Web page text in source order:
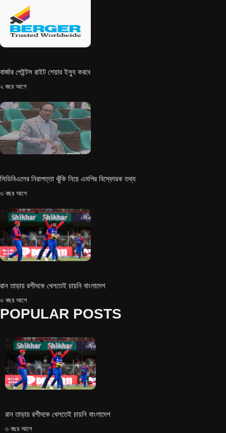
বার্জার পেইন্টস রাইট শেয়ার ইস্যু করবে
২ বছর আগে
সিডিবিএলের নিরাপত্তা ঝুঁকি নিয়ে এমপির বিস্ফোরক তথ্য
৩ বছর আগে
রান তাড়ায় রশীদকে খেলতেই চায়নি বাংলাদেশ
৩ বছর আগে
POPULAR POSTS
রান তাড়ায় রশীদকে খেলতেই চায়নি বাংলাদেশ
৩ বছর আগে